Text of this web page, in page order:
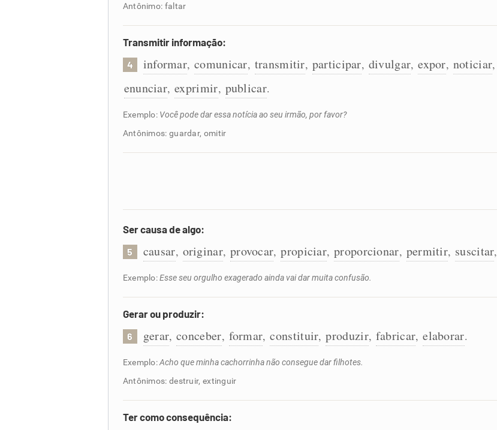
Antônimo: faltar
Transmitir informação:
4 informar, comunicar, transmitir, participar, divulgar, expor, noticiar,
enunciar, exprimir, publicar.
Exemplo: Você pode dar essa notícia ao seu irmão, por favor?
Antônimos: guardar, omitir
Ser causa de algo:
5 causar, originar, provocar, propiciar, proporcionar, permitir, suscitar,
Exemplo:Esse seu orgulho exagerado ainda vai dar muita confusão.
Gerar ou produzir:
6 gerar, conceber, formar, constituir, produzir, fabricar, elaborar.
Exemplo:Acho que minha cachorrinha não consegue dar filhotes.
Antônimos: destruir, extinguir
Ter como consequência: